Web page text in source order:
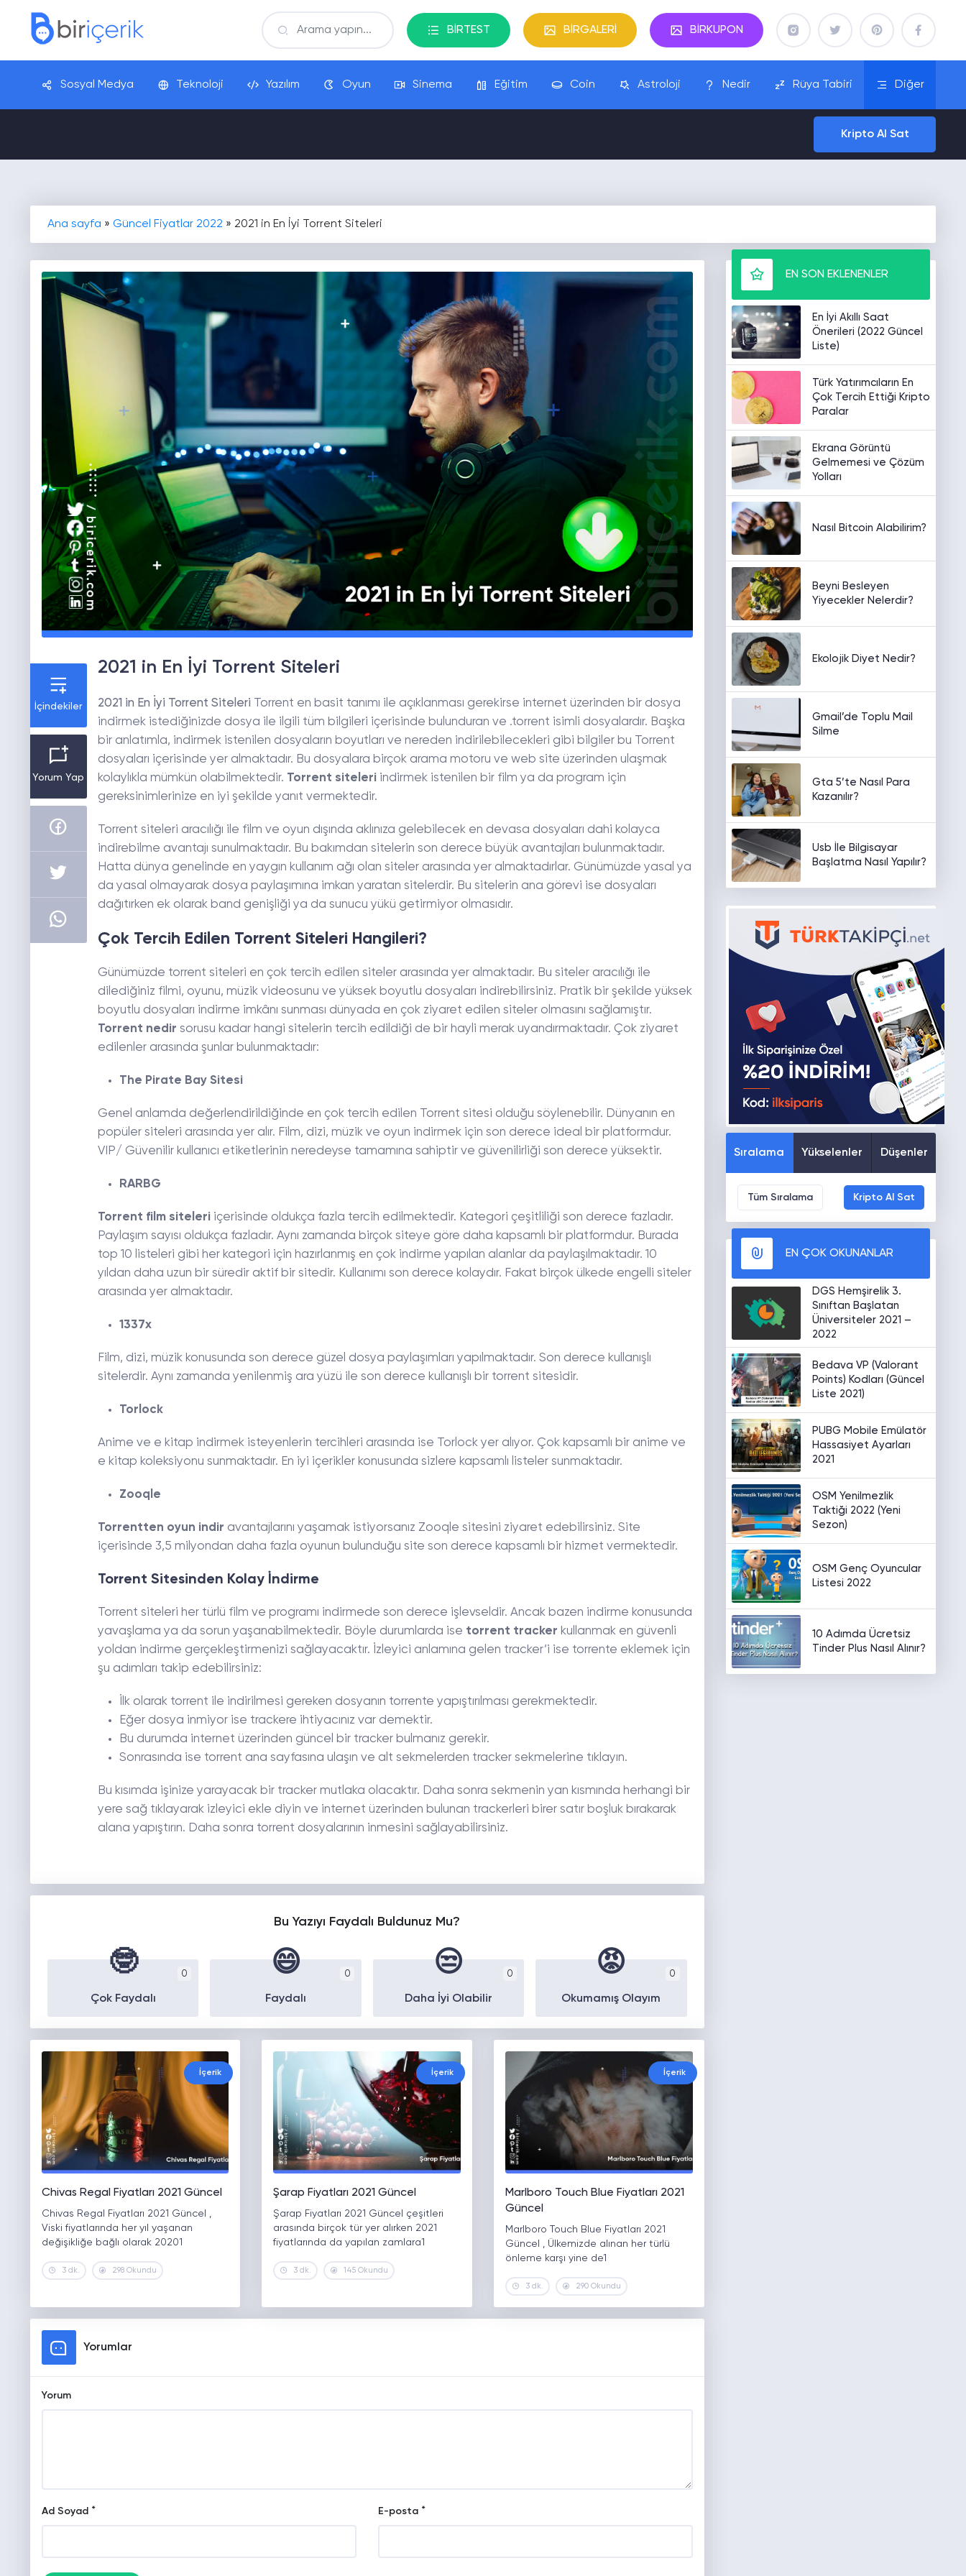
BİRTEST BİRGALERİ BİRKUPON
Sosyal Medya Teknoloji Yazılım Oyun Sinema Eğitim Coin Astroloji Nedir Rüya Tabiri Diğer
Kripto Al Sat
Ana sayfa » Güncel Fiyatlar 2022 » 2021 in En İyi Torrent Siteleri
İçindekiler
Yorum Yap
2021 in En İyi Torrent Siteleri
2021 in En İyi Torrent Siteleri Torrent en basit tanımı ile açıklanması gerekirse internet üzerinden bir dosya
indirmek istediğinizde dosya ile ilgili tüm bilgileri içerisinde bulunduran ve .torrent isimli dosyalardır. Başka
bir anlatımla, indirmek istenilen dosyaların boyutları ve nereden indirilebilecekleri gibi bilgiler bu Torrent
dosyaları içerisinde yer almaktadır. Bu dosyalara birçok arama motoru ve web site üzerinden ulaşmak
kolaylıkla mümkün olabilmektedir. Torrent siteleriindirmek istenilen bir film ya da program için
gereksinimlerinize en iyi şekilde yanıt vermektedir.
Torrent siteleri aracılığı ile film ve oyun dışında aklınıza gelebilecek en devasa dosyaları dahi kolayca
indirebilme avantajı sunulmaktadır. Bu bakımdan sitelerin son derece büyük avantajları bulunmaktadır.
Hatta dünya genelinde en yaygın kullanım ağı olan siteler arasında yer almaktadırlar. Günümüzde yasal ya
da yasal olmayarak dosya paylaşımına imkan yaratan sitelerdir. Bu sitelerin ana görevi ise dosyaları
dağıtırken ek olarak band genişliği ya da sunucu yükü getirmiyor olmasıdır.
Çok Tercih Edilen Torrent Siteleri Hangileri?
Günümüzde torrent siteleri en çok tercih edilen siteler arasında yer almaktadır. Bu siteler aracılığı ile
dilediğiniz filmi, oyunu, müzik videosunu ve yüksek boyutlu dosyaları indirebilirsiniz. Pratik bir şekilde yüksek
boyutlu dosyaları indirme imkânı sunması dünyada en çok ziyaret edilen siteler olmasını sağlamıştır.
Torrent nedir sorusu kadar hangi sitelerin tercih edildiği de bir hayli merak uyandırmaktadır. Çok ziyaret
edilenler arasında şunlar bulunmaktadır:
The Pirate Bay Sitesi
Genel anlamda değerlendirildiğinde en çok tercih edilen Torrent sitesi olduğu söylenebilir. Dünyanın en
popüler siteleri arasında yer alır. Film, dizi, müzik ve oyun indirmek için son derece ideal bir platformdur.
VIP/ Güvenilir kullanıcı etiketlerinin neredeyse tamamına sahiptir ve güvenilirliği son derece yüksektir.
RARBG
Torrent film siteleriiçerisinde oldukça fazla tercih edilmektedir. Kategori çeşitliliği son derece fazladır.
Paylaşım sayısı oldukça fazladır. Aynı zamanda birçok siteye göre daha kapsamlı bir platformdur. Burada
top 10 listeleri gibi her kategori için hazırlanmış en çok indirme yapılan alanlar da paylaşılmaktadır. 10
yıldan daha uzun bir süredir aktif bir sitedir. Kullanımı son derece kolaydır. Fakat birçok ülkede engelli siteler
arasında yer almaktadır.
1337x
Film, dizi, müzik konusunda son derece güzel dosya paylaşımları yapılmaktadır. Son derece kullanışlı
sitelerdir. Aynı zamanda yenilenmiş ara yüzü ile son derece kullanışlı bir torrent sitesidir.
Torlock
Anime ve e kitap indirmek isteyenlerin tercihleri arasında ise Torlock yer alıyor. Çok kapsamlı bir anime ve
e kitap koleksiyonu sunmaktadır. En iyi içerikler konusunda sizlere kapsamlı listeler sunmaktadır.
Zooqle
Torrentten oyun indir avantajlarını yaşamak istiyorsanız Zooqle sitesini ziyaret edebilirsiniz. Site
içerisinde 3,5 milyondan daha fazla oyunun bulunduğu site son derece kapsamlı bir hizmet vermektedir.
Torrent Sitesinden Kolay İndirme
Torrent siteleri her türlü film ve programı indirmede son derece işlevseldir. Ancak bazen indirme konusunda
yavaşlama ya da sorun yaşanabilmektedir. Böyle durumlarda ise torrent tracker kullanmak en güvenli
yoldan indirme gerçekleştirmenizi sağlayacaktır. İzleyici anlamına gelen tracker’i ise torrente eklemek için
şu adımları takip edebilirsiniz:
İlk olarak torrent ile indirilmesi gereken dosyanın torrente yapıştırılması gerekmektedir.
Eğer dosya inmiyor ise trackere ihtiyacınız var demektir.
Bu durumda internet üzerinden güncel bir tracker bulmanız gerekir.
Sonrasında ise torrent ana sayfasına ulaşın ve alt sekmelerden tracker sekmelerine tıklayın.
Bu kısımda işinize yarayacak bir tracker mutlaka olacaktır. Daha sonra sekmenin yan kısmında herhangi bir
yere sağ tıklayarak izleyici ekle diyin ve internet üzerinden bulunan trackerleri birer satır boşluk bırakarak
alana yapıştırın. Daha sonra torrent dosyalarının inmesini sağlayabilirsiniz.
Bu Yazıyı Faydalı Buldunuz Mu?
0
🤓
Çok Faydalı
0
😄
Faydalı
0
😒
Daha İyi Olabilir
0
😡
Okumamış Olayım
İçerik
Chivas Regal Fiyatları 2021 Güncel
Chivas Regal Fiyatları 2021 Güncel ,
Viski fiyatlarında her yıl yaşanan
değişikliğe bağlı olarak 20201
3 dk. 298 Okundu
İçerik
Şarap Fiyatları 2021 Güncel
Şarap Fiyatları 2021 Güncel çeşitleri
arasında birçok tür yer alırken 2021
fiyatlarında da yapılan zamlara1
3 dk. 145 Okundu
İçerik
Marlboro Touch Blue Fiyatları 2021
Güncel
Marlboro Touch Blue Fiyatları 2021
Güncel , Ülkemizde alınan her türlü
önleme karşı yine de1
3 dk. 290 Okundu
Yorumlar
Yorum
Ad Soyad * E-posta *
EN SON EKLENENLER
En İyi Akıllı Saat
Önerileri (2022 Güncel
Liste)
Türk Yatırımcıların En
Çok Tercih Ettiği Kripto
Paralar
Ekrana Görüntü
Gelmemesi ve Çözüm
Yolları
Nasıl Bitcoin Alabilirim?
Beyni Besleyen
Yiyecekler Nelerdir?
Ekolojik Diyet Nedir?
Gmail’de Toplu Mail
Silme
Gta 5’te Nasıl Para
Kazanılır?
Usb İle Bilgisayar
Başlatma Nasıl Yapılır?
Sıralama Yükselenler Düşenler
Tüm Sıralama Kripto Al Sat
EN ÇOK OKUNANLAR
DGS Hemşirelik 3.
Sınıftan Başlatan
Üniversiteler 2021 –
2022
Bedava VP (Valorant
Points) Kodları (Güncel
Liste 2021)
PUBG Mobile Emülatör
Hassasiyet Ayarları
2021
OSM Yenilmezlik
Taktiği 2022 (Yeni
Sezon)
OSM Genç Oyuncular
Listesi 2022
10 Adımda Ücretsiz
Tinder Plus Nasıl Alınır?